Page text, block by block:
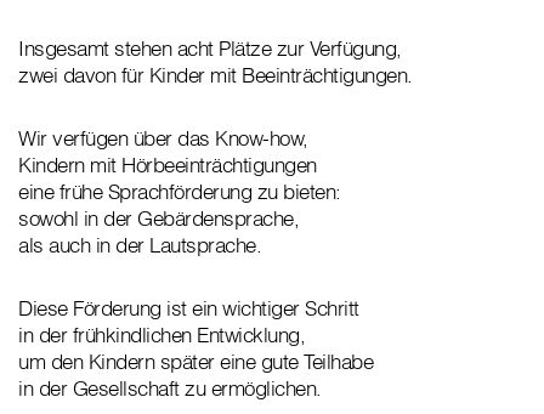
Insgesamt stehen acht Plätze zur Verfügung,
zwei davon für Kinder mit Beeinträchtigungen.
Wir verfügen über das Know-how,
Kindern mit Hörbeeinträchtigungen
eine frühe Sprachförderung zu bieten:
sowohl in der Gebärdensprache,
als auch in der Lautsprache.
Diese Förderung ist ein wichtiger Schritt
in der frühkindlichen Entwicklung,
um den Kindern später eine gute Teilhabe
in der Gesellschaft zu ermöglichen.